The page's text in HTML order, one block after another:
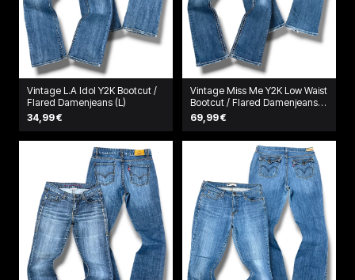
Vintage L.A Idol Y2K Bootcut /
Flared Damenjeans (L)
34,99 €
Vintage Miss Me Y2K Low Waist
Bootcut / Flared Damenjeans
(L)
69,99 €